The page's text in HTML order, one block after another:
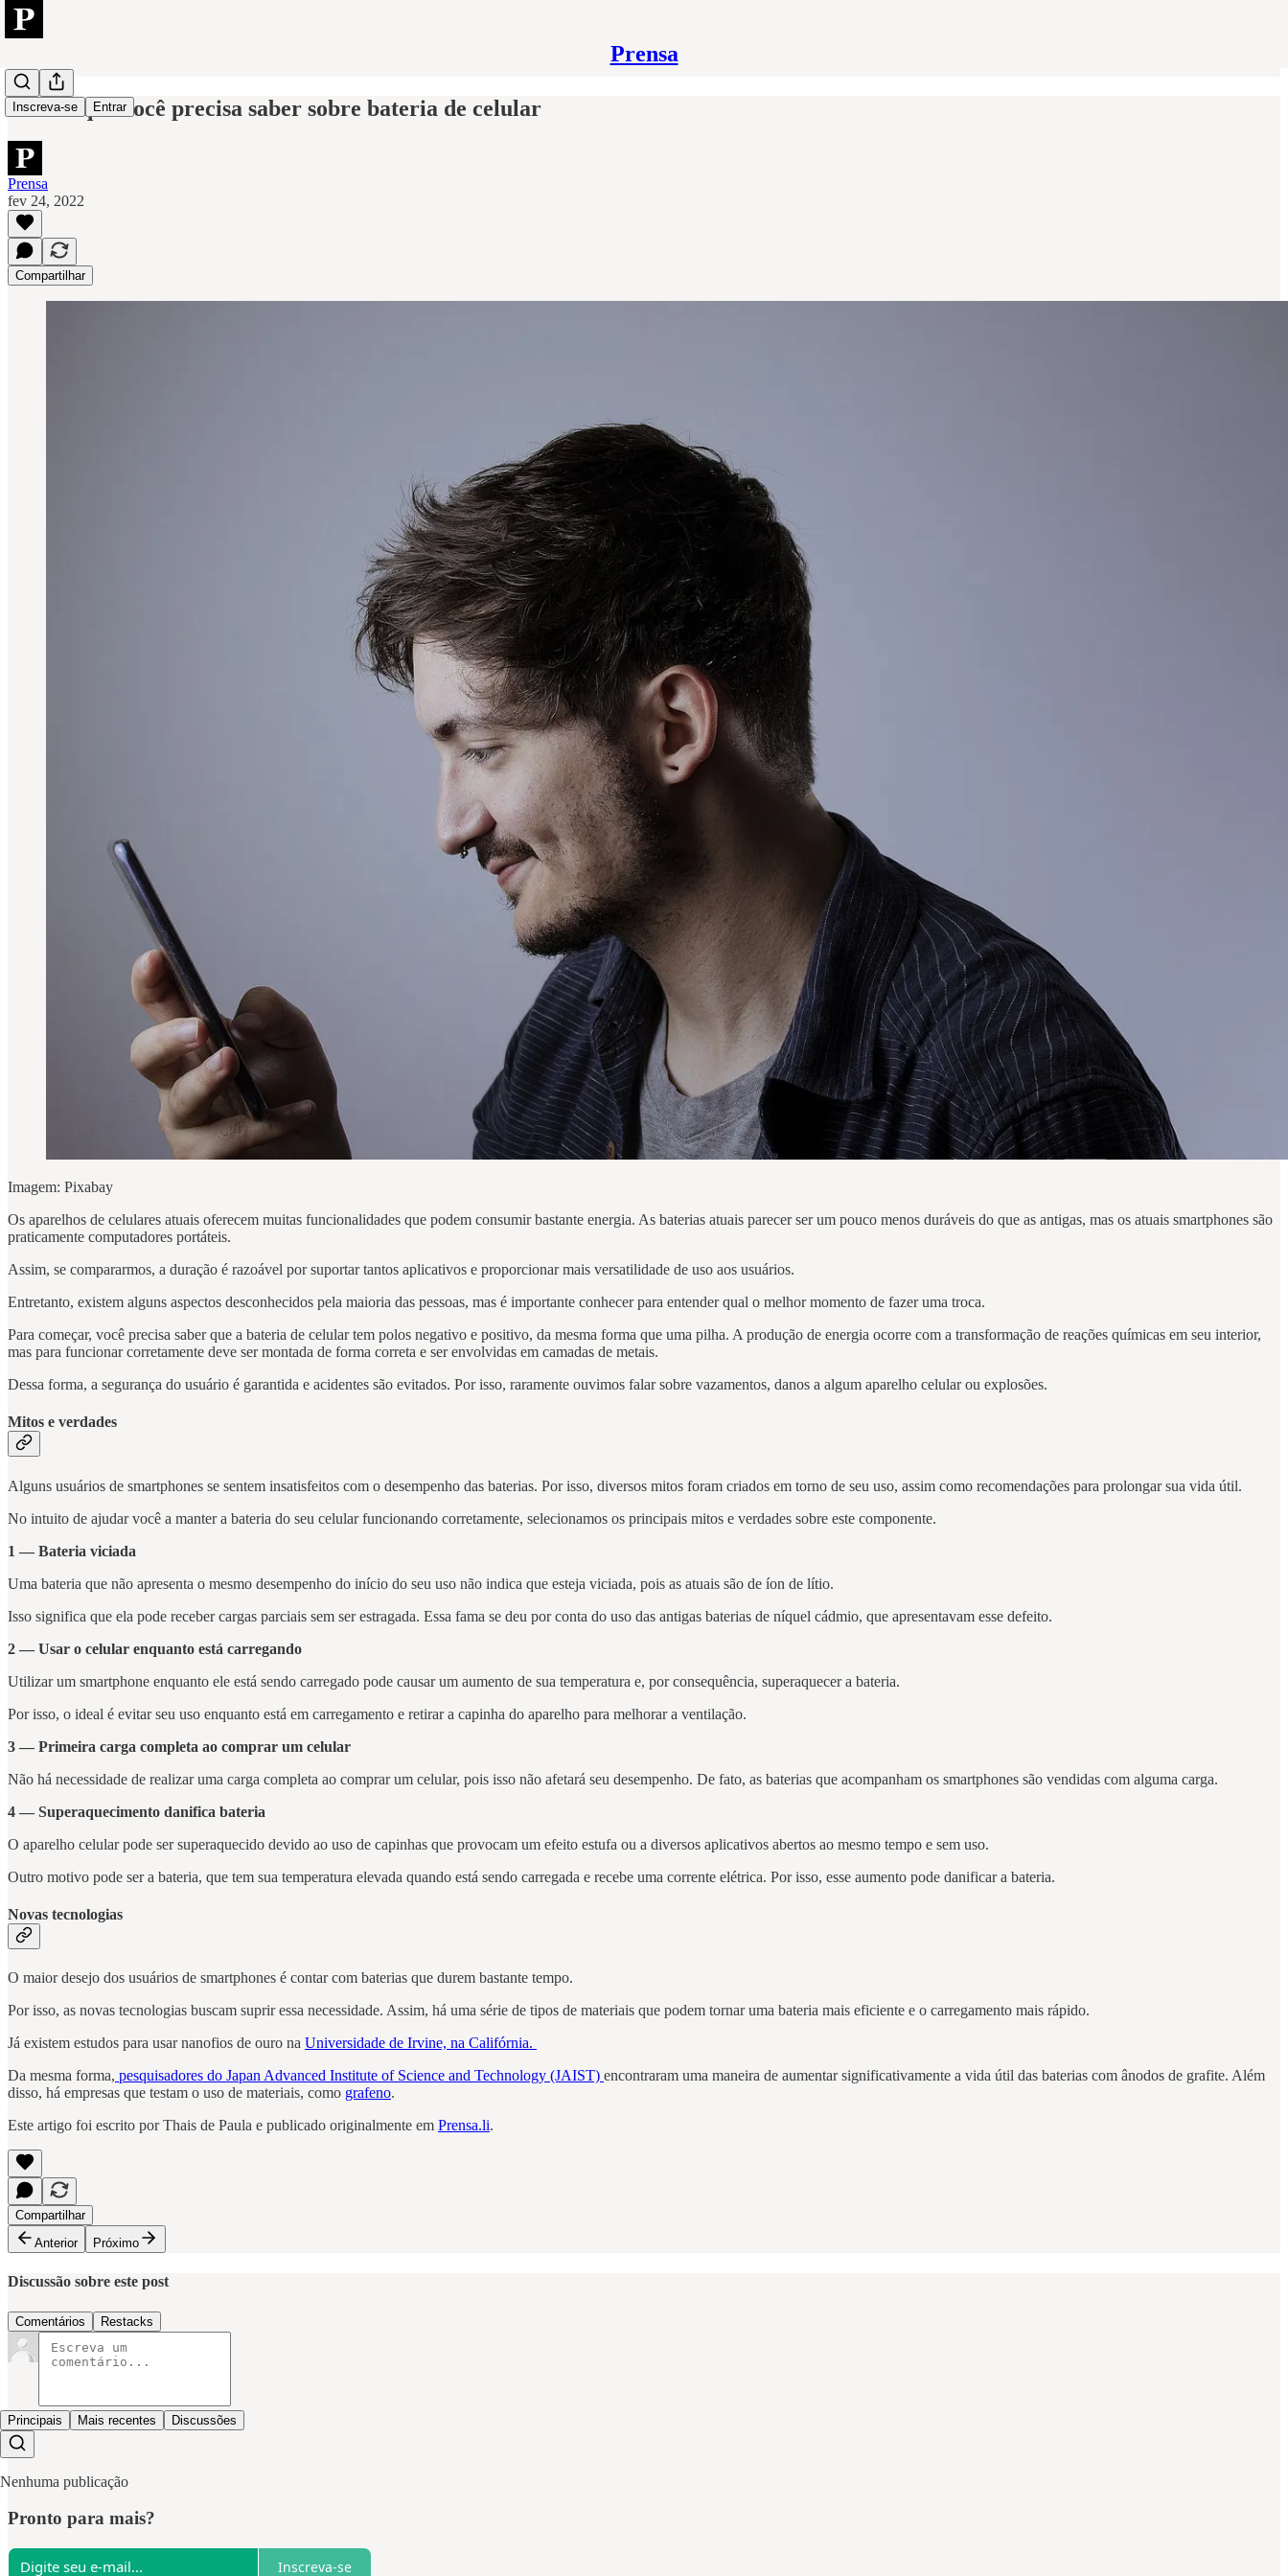
Prensa
Inscreva-se Entrar
Tudo o que você precisa saber sobre bateria de celular
Prensa
fev 24, 2022
Compartilhar
Imagem: Pixabay
Os aparelhos de celulares atuais oferecem muitas funcionalidades que podem consumir bastante energia. As baterias atuais parecer ser um pouco menos duráveis do que as antigas, mas os atuais smartphones são
praticamente computadores portáteis.
Assim, se compararmos, a duração é razoável por suportar tantos aplicativos e proporcionar mais versatilidade de uso aos usuários.
Entretanto, existem alguns aspectos desconhecidos pela maioria das pessoas, mas é importante conhecer para entender qual o melhor momento de fazer uma troca.
Para começar, você precisa saber que a bateria de celular tem polos negativo e positivo, da mesma forma que uma pilha. A produção de energia ocorre com a transformação de reações químicas em seu interior,
mas para funcionar corretamente deve ser montada de forma correta e ser envolvidas em camadas de metais.
Dessa forma, a segurança do usuário é garantida e acidentes são evitados. Por isso, raramente ouvimos falar sobre vazamentos, danos a algum aparelho celular ou explosões.
Mitos e verdades
Alguns usuários de smartphones se sentem insatisfeitos com o desempenho das baterias. Por isso, diversos mitos foram criados em torno de seu uso, assim como recomendações para prolongar sua vida útil.
No intuito de ajudar você a manter a bateria do seu celular funcionando corretamente, selecionamos os principais mitos e verdades sobre este componente.
1 — Bateria viciada
Uma bateria que não apresenta o mesmo desempenho do início do seu uso não indica que esteja viciada, pois as atuais são de íon de lítio.
Isso significa que ela pode receber cargas parciais sem ser estragada. Essa fama se deu por conta do uso das antigas baterias de níquel cádmio, que apresentavam esse defeito.
2 — Usar o celular enquanto está carregando
Utilizar um smartphone enquanto ele está sendo carregado pode causar um aumento de sua temperatura e, por consequência, superaquecer a bateria.
Por isso, o ideal é evitar seu uso enquanto está em carregamento e retirar a capinha do aparelho para melhorar a ventilação.
3 — Primeira carga completa ao comprar um celular
Não há necessidade de realizar uma carga completa ao comprar um celular, pois isso não afetará seu desempenho. De fato, as baterias que acompanham os smartphones são vendidas com alguma carga.
4 — Superaquecimento danifica bateria
O aparelho celular pode ser superaquecido devido ao uso de capinhas que provocam um efeito estufa ou a diversos aplicativos abertos ao mesmo tempo e sem uso.
Outro motivo pode ser a bateria, que tem sua temperatura elevada quando está sendo carregada e recebe uma corrente elétrica. Por isso, esse aumento pode danificar a bateria.
Novas tecnologias
O maior desejo dos usuários de smartphones é contar com baterias que durem bastante tempo.
Por isso, as novas tecnologias buscam suprir essa necessidade. Assim, há uma série de tipos de materiais que podem tornar uma bateria mais eficiente e o carregamento mais rápido.
Já existem estudos para usar nanofios de ouro na Universidade de Irvine, na Califórnia.
Da mesma forma, pesquisadores do Japan Advanced Institute of Science and Technology (JAIST) encontraram uma maneira de aumentar significativamente a vida útil das baterias com ânodos de grafite. Além
disso, há empresas que testam o uso de materiais, como grafeno.
Este artigo foi escrito por Thais de Paula e publicado originalmente em Prensa.li.
Compartilhar
Anterior
Próximo
Discussão sobre este post
Comentários Restacks
Principais Mais recentes Discussões
Nenhuma publicação
Pronto para mais?
Inscreva-se